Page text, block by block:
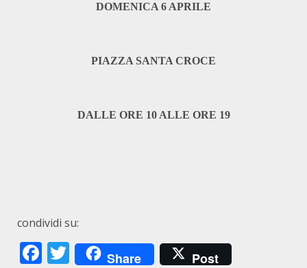
DOMENICA 6 APRILE
PIAZZA SANTA CROCE
DALLE ORE 10 ALLE ORE 19
condividi su:
Facebook
Twitter
Share Post